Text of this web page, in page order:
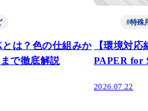
は？色の仕組みか
で徹底解説
#特殊
【環境対
PAPER for
2026.07.22